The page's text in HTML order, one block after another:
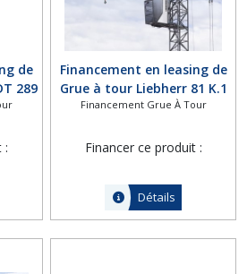
de
289
:
Financement en leasing de
Grue à tour Liebherr 81 K.1
Financement Grue À Tour
Financer ce produit :
Détails